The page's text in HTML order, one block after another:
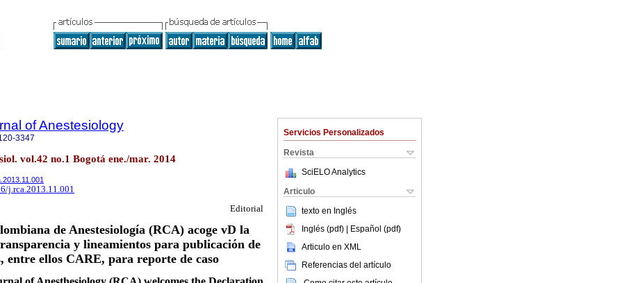
Servicios Personalizados
Revista
SciELO Analytics
Articulo
texto en Inglés
Inglés (pdf) | Español (pdf)
Articulo en XML
Referencias del artículo
of Anestesiology
3347
vol.42 no.1 Bogotá ene./mar. 2014
j.rca.2013.11.001
Editorial
de Anestesiología (RCA) acoge vD la
y lineamientos para publicación de
entre ellos CARE, para reporte de caso